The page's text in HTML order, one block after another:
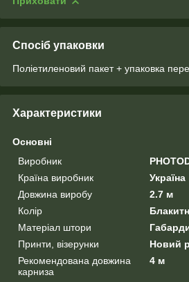
Спосіб упаковки
Поліетиленовий пакет + упаковка
Характеристики
Основні
Виробник
Країна виробник
Україна
Довжина виробу
2.7 м
Колір
Матеріал штори
Принти, візерунки
Новий
Рекомендована довжина
карниза
4 м